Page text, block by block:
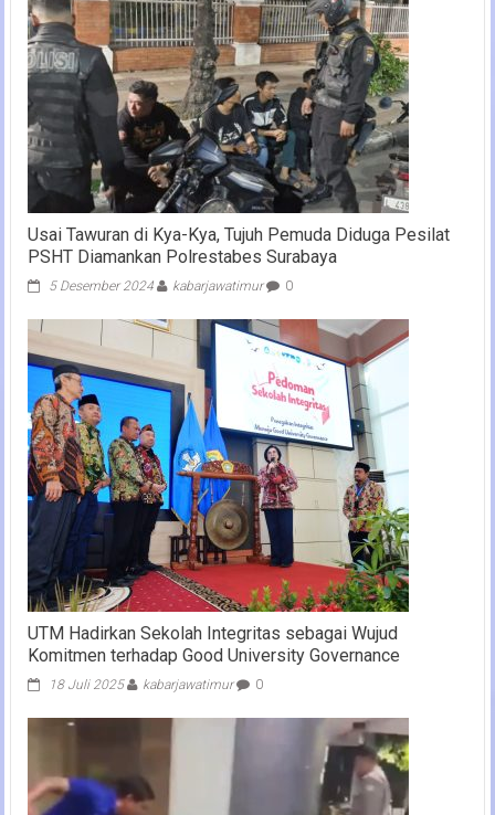
Usai Tawuran di Kya-Kya, Tujuh Pemuda Diduga Pesilat
PSHT Diamankan Polrestabes Surabaya
5 Desember 2024 kabarjawatimur 0
UTM Hadirkan Sekolah Integritas sebagai Wujud
Komitmen terhadap Good University Governance
18 Juli 2025 kabarjawatimur 0